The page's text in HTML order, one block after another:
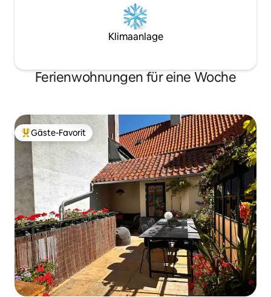
Klimaanlage
Ferienwohnungen für eine Woche
Beliebter Gäste-Favorit.
Gäste-Favorit